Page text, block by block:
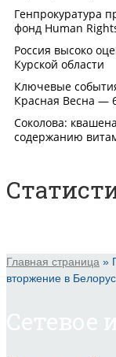
Главная страница »
вторжение в